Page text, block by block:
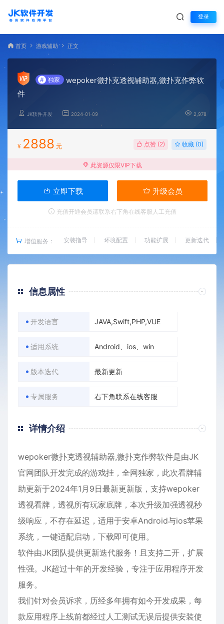
登录
首页 游戏辅助 正文
# 独家
wepoker微扑克透视辅助器,微扑克作弊软
件
JK软件开发 2024-01-09 2,978
¥ 2888 元 点赞 (2) 收藏 (0)
此资源仅限VIP下载
立即下载 升级会员
充值开通会员请联系右下角在线客服人工充值
增值服务： 安装指导 环境配置 功能扩展 更新迭代
信息属性
开发语言 JAVA,Swift,PHP,VUE
适用系统 Android、ios、win
版本迭代 最新更新
专属服务 右下角联系在线客服
详情介绍
wepoker微扑克透视辅助器,微扑克作弊软件是由JK
官网团队开发完成的游戏挂，全网独家，此次看牌辅
助更新于2024年1月9日最新更新版，支持wepoker
透视看牌，透视所有玩家底牌，本次升级加强透视秒
级响应，不存在延迟，适用于安卓Android与ios苹果
系统，一键适配启动，下载即可使用。
软件由JK团队提供更新迭代服务！且支持二开，扩展
性强。JK超过十年的开发经验，专注于应用程序开发
服务。
我们针对会员诉求，历经多年拥有如今开发成果，每
款应用程序上线前都经过人工测试无误后提供安装使